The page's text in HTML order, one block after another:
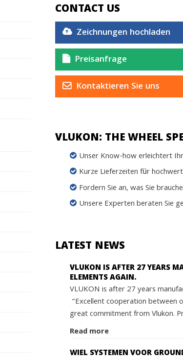
CONTACT US
Zeichnungen hochladen
Preisanfrage
Kontaktieren Sie uns
VLUKON: THE WHEEL
Unser Know-how erleichtert
Kurze Lieferzeiten für
Fordern Sie an, was Sie
Unsere Experten beraten Sie
LATEST NEWS
VLUKON IS AFTER 27 YEARS
ELEMENTS AGAIN.
VLUKON is after 27 years
“Excellent cooperation between
great commitment from Vlukon.
Read more
WIEL SYSTEMEN VOOR